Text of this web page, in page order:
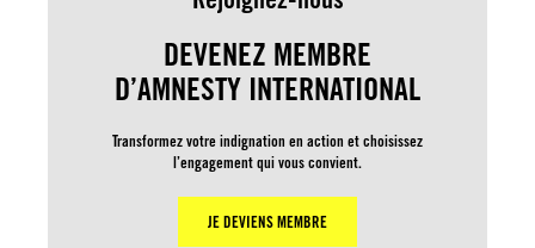
DEVENEZ MEMBRE
D’AMNESTY INTERNATIONAL
Transformez votre indignation en action et choisissez
l’engagement qui vous convient.
JE DEVIENS MEMBRE